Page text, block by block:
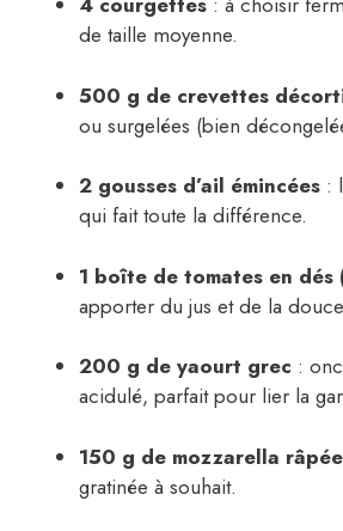
de taille moyenne.
500 g de crevettes
ou surgelées (bien
2 gousses d’ail émincées :
qui fait toute la différence.
1 boîte de tomates en
apporter du jus et de la
200 g de yaourt grec :
acidulé, parfait pour lier la
150 g de mozzarella râpée
gratinée à souhait.